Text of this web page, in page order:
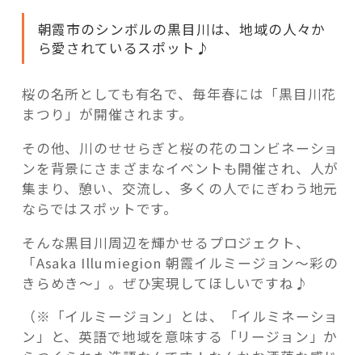
う！”
の
朝霞市のシンボルの黒目川は、地域の人々か
ら愛されているスポット♪
桜の名所としても有名で、毎年春には「黒目川花
まつり」が開催されます。
その他、川のせせらぎと桜の花のコンビネーショ
ンを背景にさまざまなイベントも開催され、人が
集まり、憩い、交流し、多くの人でにぎわう地元
ならではスポットです。
そんな黒目川周辺を輝かせるプロジェクト、
「Asaka Illumiegion 朝霞イルミージョン～彩の
きらめき～」。ぜひ実現してほしいですね♪
（※「イルミージョン」とは、「イルミネーショ
ン」と、英語で地域を意味する「リージョン」か